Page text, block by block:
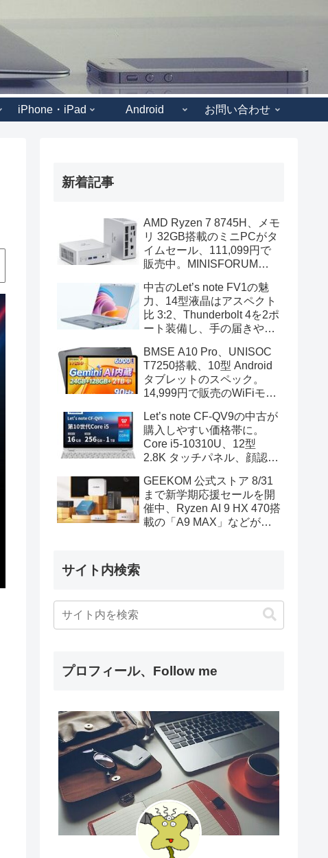
iPhone・iPad Android お問い合わせ
新着記事
AMD Ryzen 7 8745H、メモ
リ 32GB搭載のミニPCがタ
イムセール、111,099円で
販売中。MINISFORUM
中古のLet’s note FV1の魅
力、14型液晶はアスペクト
比 3:2、Thunderbolt 4を2ポ
ート装備し、手の届きやす
BMSE A10 Pro、UNISOC
T7250搭載、10型 Android
タブレットのスペック。
14,999円で販売のWiFiモデ
Let’s note CF-QV9の中古が
購入しやすい価格帯に。
Core i5-10310U、12型
2.8K タッチパネル、顔認証
GEEKOM 公式ストア 8/31
まで新学期応援セールを開
催中、Ryzen AI 9 HX 470搭
載の「A9 MAX」などがセ
サイト内検索
プロフィール、Follow me